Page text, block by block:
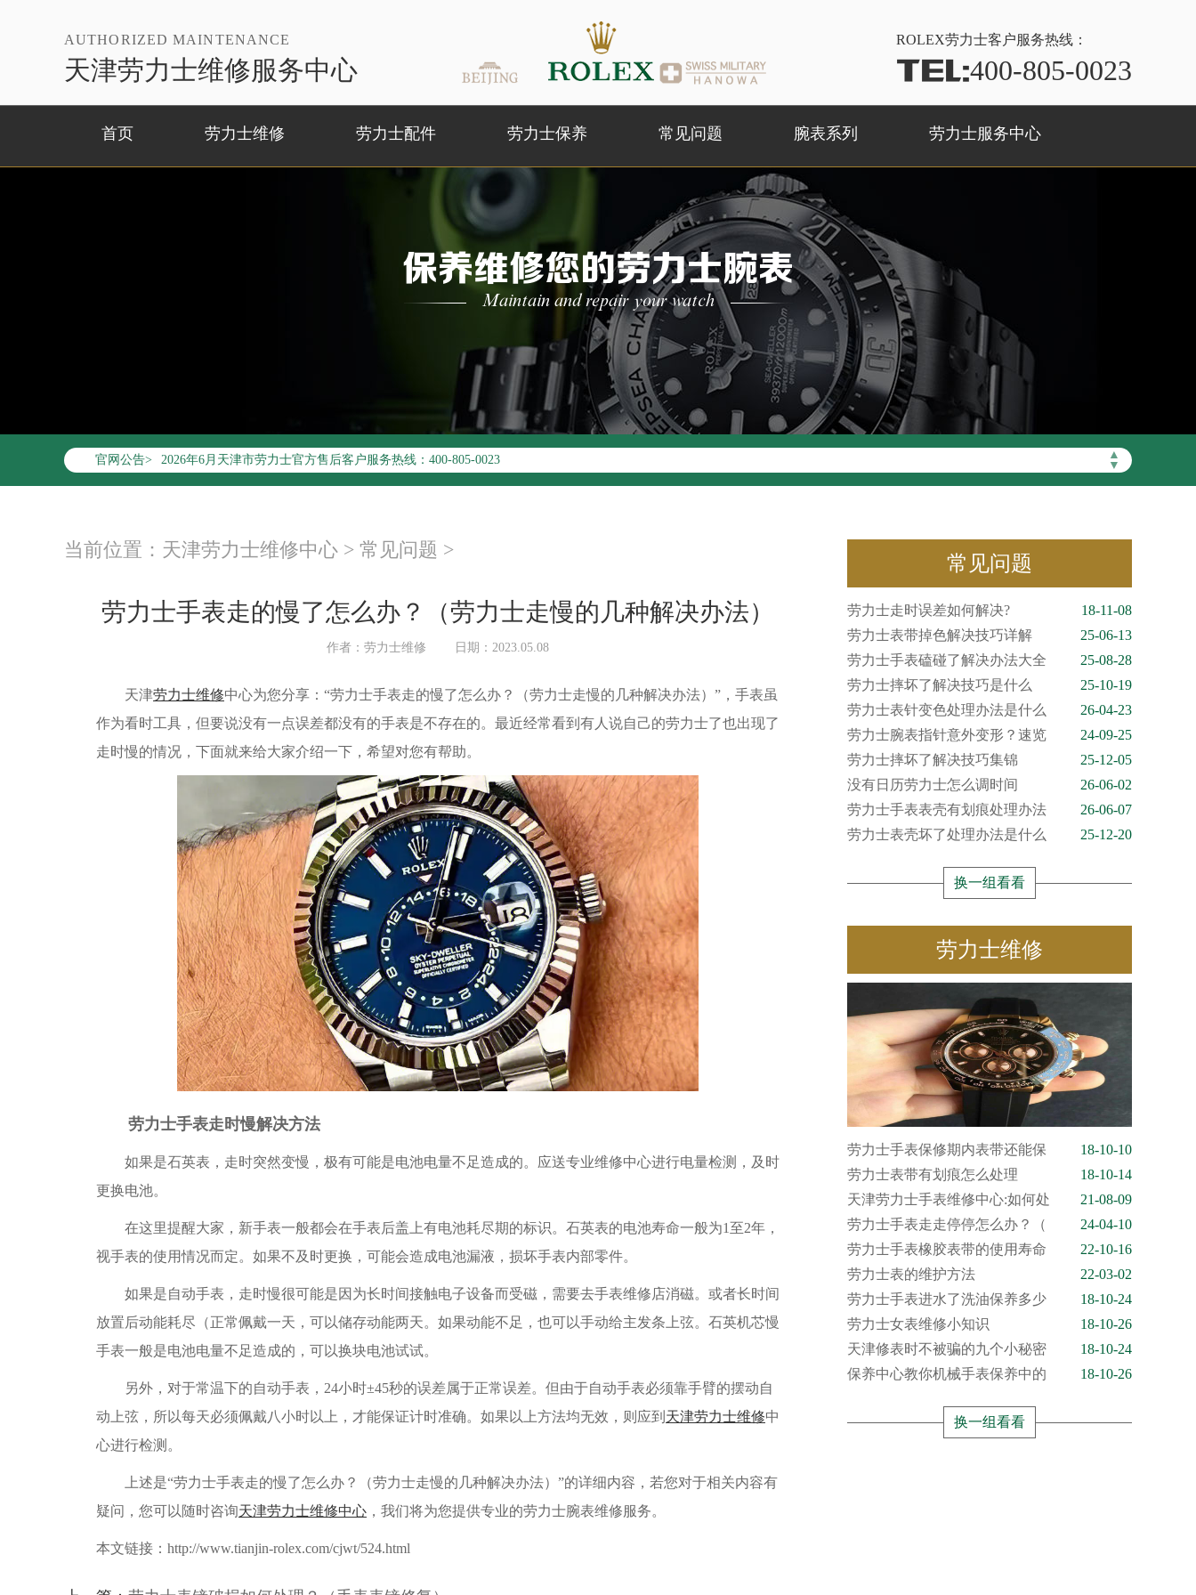
AUTHORIZED MAINTENANCE
天津劳力士维修服务中心
ROLEX劳力士客户服务热线：
TEL:400-805-0023
首页 劳力士维修 劳力士配件 劳力士保养 常见问题 腕表系列 劳力士服务中心
保养维修您的劳力士腕表
Maintain and repair your watch
官网公告>
▲
▼
2026年6月劳力士天津市售后服务网络优化升级公告
2026年6月天津市劳力士官方售后客户服务热线：400-805-0023
2026年6月劳力士售后服务中心最新网点地址：
节假日正常营业！
当前位置： 天津劳力士维修中心 > 常见问题 >
劳力士手表走的慢了怎么办？（劳力士走慢的几种解决办法）
作者：劳力士维修 日期：2023.05.08
天津劳力士维修中心为您分享：“劳力士手表走的慢了怎么办？（劳力士走慢的几种解决办法）”，手表虽
作为看时工具，但要说没有一点误差都没有的手表是不存在的。最近经常看到有人说自己的劳力士了也出现了
走时慢的情况，下面就来给大家介绍一下，希望对您有帮助。
劳力士手表走时慢解决方法
如果是石英表，走时突然变慢，极有可能是电池电量不足造成的。应送专业维修中心进行电量检测，及时
更换电池。
在这里提醒大家，新手表一般都会在手表后盖上有电池耗尽期的标识。石英表的电池寿命一般为1至2年，
视手表的使用情况而定。如果不及时更换，可能会造成电池漏液，损坏手表内部零件。
如果是自动手表，走时慢很可能是因为长时间接触电子设备而受磁，需要去手表维修店消磁。或者长时间
放置后动能耗尽（正常佩戴一天，可以储存动能两天。如果动能不足，也可以手动给主发条上弦。石英机芯慢
手表一般是电池电量不足造成的，可以换块电池试试。
另外，对于常温下的自动手表，24小时±45秒的误差属于正常误差。但由于自动手表必须靠手臂的摆动自
动上弦，所以每天必须佩戴八小时以上，才能保证计时准确。如果以上方法均无效，则应到 天津劳力士维修中
心进行检测。
上述是“劳力士手表走的慢了怎么办？（劳力士走慢的几种解决办法）”的详细内容，若您对于相关内容有
疑问，您可以随时咨询天津劳力士维修中心 ，我们将为您提供专业的劳力士腕表维修服务。
本文链接：http://www.tianjin-rolex.com/cjwt/524.html
常见问题
劳力士走时误差如何解决?
18-11-08
劳力士表带掉色解决技巧详解
25-06-13
劳力士手表磕碰了解决办法大全
25-08-28
劳力士摔坏了解决技巧是什么
25-10-19
劳力士表针变色处理办法是什么
26-04-23
劳力士腕表指针意外变形？速览
24-09-25
劳力士摔坏了解决技巧集锦
25-12-05
没有日历劳力士怎么调时间
26-06-02
劳力士手表表壳有划痕处理办法
26-06-07
劳力士表壳坏了处理办法是什么
25-12-20
换一组看看
劳力士维修
劳力士手表保修期内表带还能保
18-10-10
劳力士表带有划痕怎么处理
18-10-14
天津劳力士手表维修中心:如何处
21-08-09
劳力士手表走走停停怎么办？（
24-04-10
劳力士手表橡胶表带的使用寿命
22-10-16
劳力士表的维护方法
22-03-02
劳力士手表进水了洗油保养多少
18-10-24
劳力士女表维修小知识
18-10-26
天津修表时不被骗的九个小秘密
18-10-24
保养中心教你机械手表保养中的
18-10-26
换一组看看